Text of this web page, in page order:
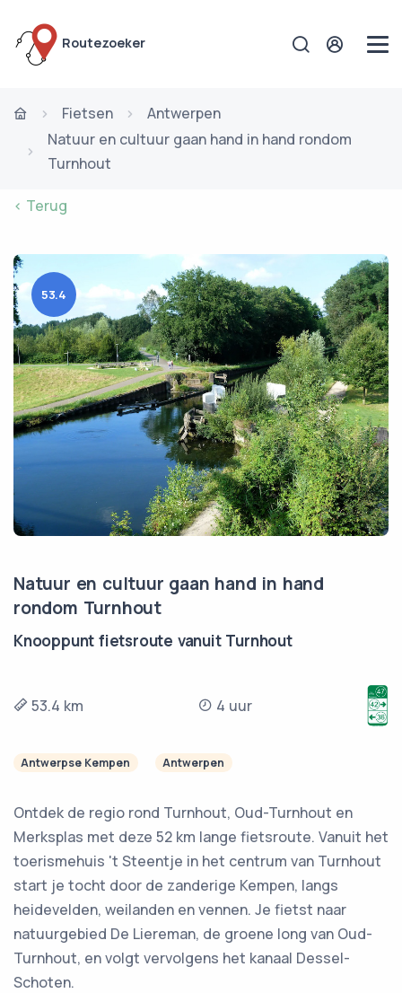
Routezoeker
Fietsen
Antwerpen
Natuur en cultuur gaan hand in hand rondom
Turnhout
< Terug
53.4
Natuur en cultuur gaan hand in hand
rondom Turnhout
Knooppunt fietsroute vanuit Turnhout
53.4 km 4 uur
Antwerpse Kempen Antwerpen
Ontdek de regio rond Turnhout, Oud-Turnhout en
Merksplas met deze 52 km lange fietsroute. Vanuit het
toerismehuis 't Steentje in het centrum van Turnhout
start je tocht door de zanderige Kempen, langs
heidevelden, weilanden en vennen. Je fietst naar
natuurgebied De Liereman, de groene long van Oud-
Turnhout, en volgt vervolgens het kanaal Dessel-
Schoten.